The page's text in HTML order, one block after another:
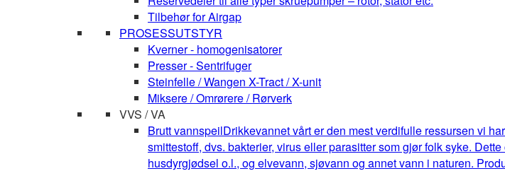
Tilbehør for Airgap
PROSESSUTSTYR
Kverner - homogenisatorer
Presser - Sentrifuger
Steinfelle / Wangen X-Tract / X-unit
Miksere / Omrørere / Rørverk
VVS / VA
Brutt vannspeilDrikkevannet vårt er den mest verdifulle ressursen vi
smittestoff, dvs. bakterier, virus eller parasitter som gjør folk syke.
husdyrgjødsel o.l., og elvevann, sjøvann og annet vann i naturen.